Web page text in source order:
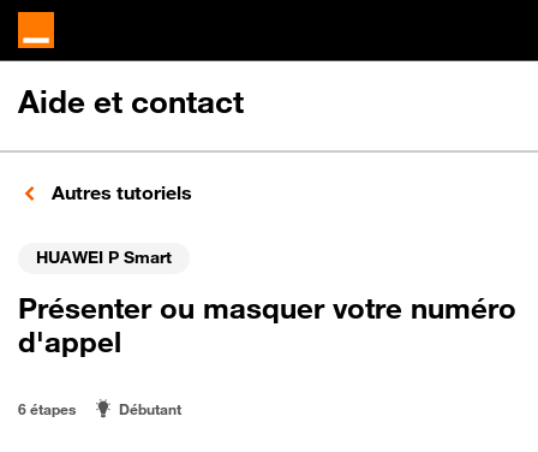
Aide et contact
Autres tutoriels
HUAWEI P Smart
Présenter ou masquer votre numéro
d'appel
6 étapes Débutant